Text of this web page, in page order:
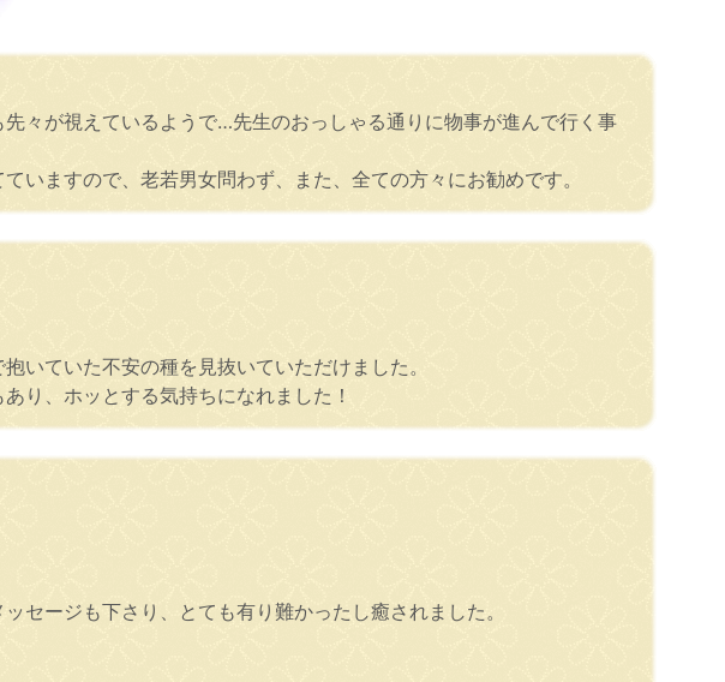
々が視えているようで…先生のおっしゃる通りに物事が進んで行く事
いますので、老若男女問わず、また、全ての方々にお勧めです。
いていた不安の種を見抜いていただけました。
り、ホッとする気持ちになれました！
セージも下さり、とても有り難かったし癒されました。